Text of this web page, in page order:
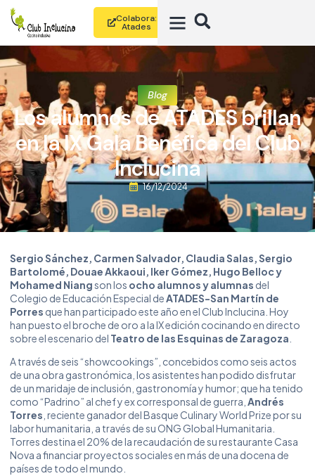
Colabora:
Atades
Blog
Los alumnos de ATADES brillan
en la IX Gala Benéfica del Club
Inclucina
16/12/2024
Sergio Sánchez, Carmen Salvador, Claudia Salas, Sergio
Bartolomé, Douae Akkaoui, Iker Gómez, Hugo Belloc y
Mohamed Niangson los ocho alumnos y alumnas del
Colegio de Educación Especial deATADES-San Martín de
Porres que han participado este año en el Club Inclucina. Hoy
han puesto el broche de oro a la IX edición cocinando en directo
sobre el escenario del Teatro de las Esquinas de Zaragoza
A través de seis “showcookings”, concebidos como seis actos
de una obra gastronómica, los asistentes han podido disfrutar
de un maridaje de inclusión, gastronomía y humor; que ha tenido
como “Padrino” al chef y ex corresponsal de guerra, Andrés
Torres , reciente ganador del Basque Culinary World Prize por su
labor humanitaria, a través de su ONG Global Humanitaria.
Torres destina el 20% de la recaudación de su restaurante Casa
Nova a financiar proyectos sociales en más de una docena de
países de todo el mundo.